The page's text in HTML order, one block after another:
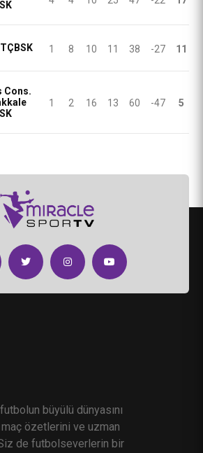
1 8 10 11 38 -27 11
Cons.
1 2 16 13 60 -47 5
büyülü dünyasını
özetlerini ve uzman
de futbolseverlerin bir